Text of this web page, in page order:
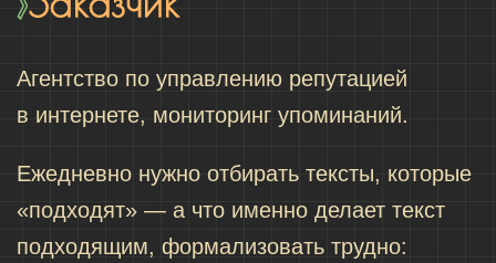
Агентство по управлению репутацией
в интернете, мониторинг упоминаний.
Ежедневно нужно отбирать тексты, которые
«подходят» — а что именно делает текст
подходящим, формализовать трудно: